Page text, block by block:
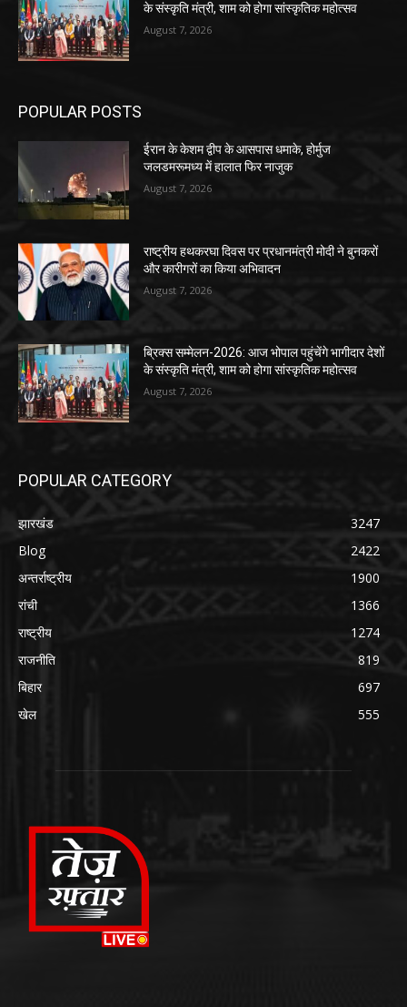
के संस्कृति मंत्री, शाम को होगा सांस्कृतिक महोत्सव
August 7, 2026
POPULAR POSTS
ईरान के केशम द्वीप के आसपास धमाके, होर्मुज
जलडमरूमध्य में हालात फिर नाजुक
August 7, 2026
राष्ट्रीय हथकरघा दिवस पर प्रधानमंत्री मोदी ने बुनकरों
और कारीगरों का किया अभिवादन
August 7, 2026
ब्रिक्स सम्मेलन-2026: आज भोपाल पहुंचेंगे भागीदार देशों
के संस्कृति मंत्री, शाम को होगा सांस्कृतिक महोत्सव
August 7, 2026
POPULAR CATEGORY
झारखंड
3247
Blog
2422
अन्तर्राष्ट्रीय
1900
रांची
1366
राष्ट्रीय
1274
राजनीति
819
बिहार
697
खेल
555